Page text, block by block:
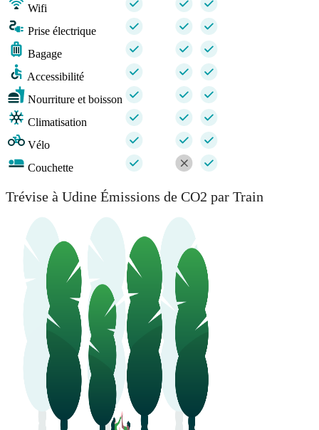
Wifi
Prise électrique
Bagage
Accessibilité
Nourriture et boisson
Climatisation
Vélo
Couchette
Trévise à Udine Émissions de CO2 par Train